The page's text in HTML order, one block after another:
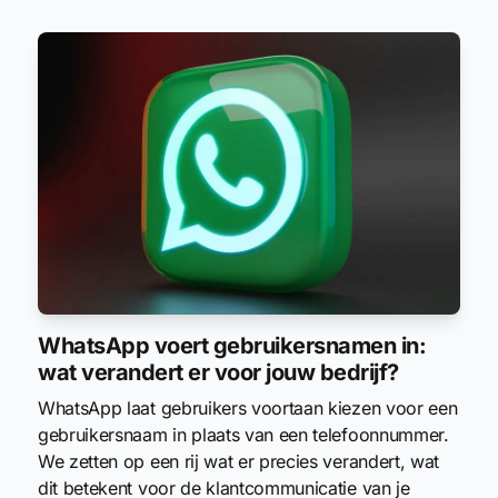
WhatsApp voert gebruikersnamen in:
wat verandert er voor jouw bedrijf?
WhatsApp laat gebruikers voortaan kiezen voor een
gebruikersnaam in plaats van een telefoonnummer.
We zetten op een rij wat er precies verandert, wat
dit betekent voor de klantcommunicatie van je